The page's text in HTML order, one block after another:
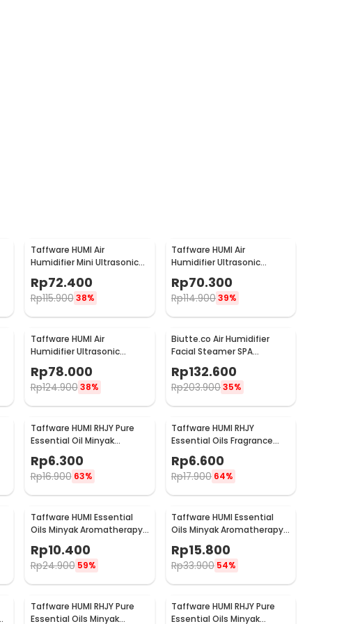
Taffware HUMI Air
Humidifier Mini Ultrasonic
- H24
Rp72.400
Rp115.900 38%
Taffware HUMI Air
Humidifier Ultrasonic
Diffuser LED 300ml with
Remote - A770
Rp70.300
Rp114.90039%
Taffware HUMI Air
Humidifier Ultrasonic
Aroma Diffuser RGB 1L - KS-
600
Rp78.000
Rp124.900 38%
Biutte.co Air Humidifier
Facial Steamer SPA
Perawatan Wajah - 618
Rp132.600
Rp203.90035%
Taffware HUMI RHJY Pure
Essential Oil Minyak
Aromatherapy 10ml Ocean
- RH-15
Rp6.300
Rp16.900 63%
Taffware HUMI RHJY
Essential Oils Fragrance
Minyak Aromatherapy 10ml
Jasmine - RD-20
Rp6.600
Rp17.900 64%
Taffware HUMI Essential
Oils Minyak Aromatherapy
Rp10.400
Rp24.900 59%
Taffware HUMI Essential
Oils Minyak Aromatherapy
5ml Mixing 6 PCS Mixing -
RS-10
Rp15.800
Rp33.900 54%
Taffware HUMI RHJY Pure
Essential Oils Minyak
Taffware HUMI RHJY Pure
Essential Oils Minyak